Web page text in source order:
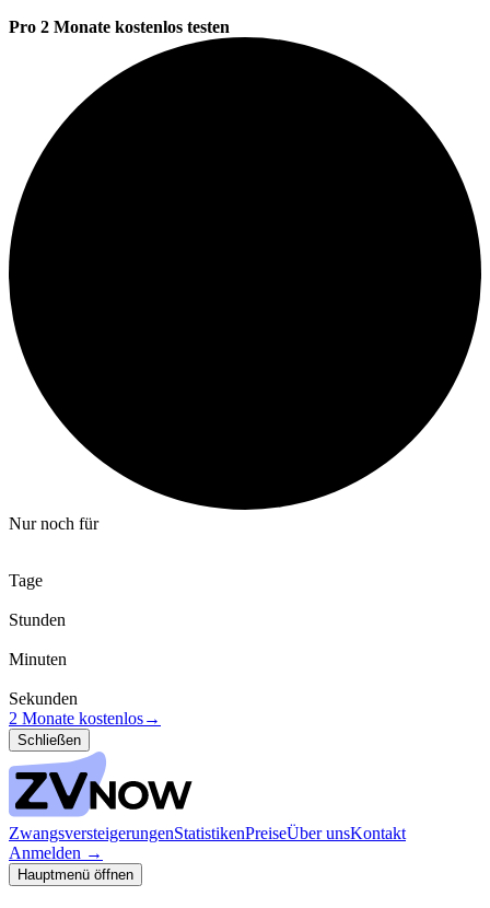
Pro 2 Monate kostenlos testen
Nur noch für
Tage
Stunden
Minuten
Sekunden
2 Monate kostenlos→
Schließen
ZwangsversteigerungenStatistikenPreiseÜber unsKontakt
Anmelden →
Hauptmenü öffnen